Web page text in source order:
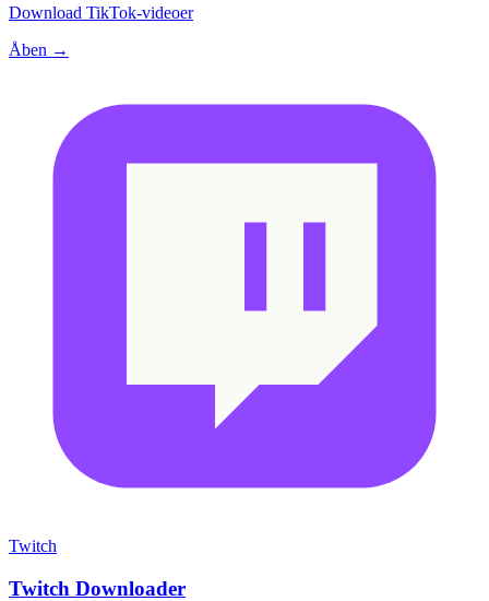
Download TikTok-videoer
Åben →
Twitch
Twitch Downloader